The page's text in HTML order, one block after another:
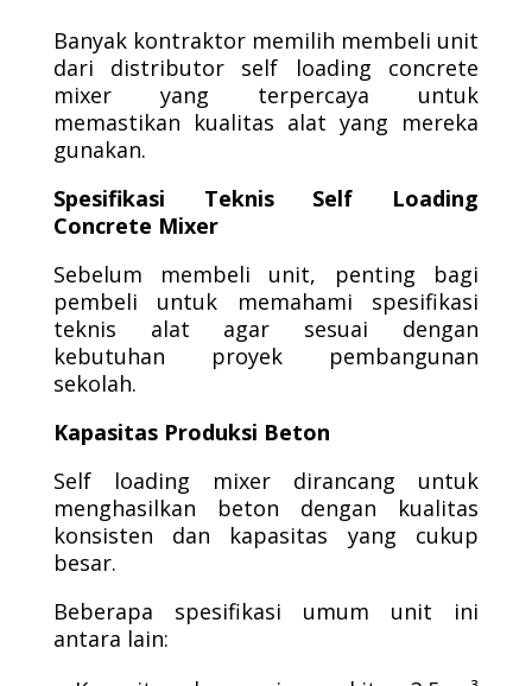
Banyak kontraktor memilih membeli unit
dari distributor self loading concrete
mixer yang terpercaya untuk
memastikan kualitas alat yang mereka
gunakan.
Spesifikasi Teknis Self Loading
Concrete Mixer
Sebelum membeli unit, penting bagi
pembeli untuk memahami spesifikasi
teknis alat agar sesuai dengan
kebutuhan proyek pembangunan
sekolah.
Kapasitas Produksi Beton
Self loading mixer dirancang untuk
menghasilkan beton dengan kualitas
konsisten dan kapasitas yang cukup
besar.
Beberapa spesifikasi umum unit ini
antara lain: